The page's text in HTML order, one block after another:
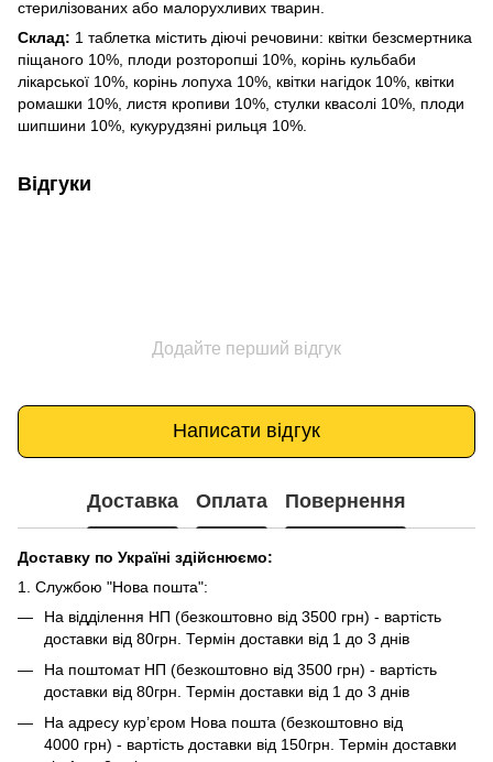
стерилізованих або малорухливих тварин.
Склад: 1 таблетка містить діючі речовини: квітки безсмертника
піщаного 10%, плоди розторопші 10%, корінь кульбаби
лікарської 10%, корінь лопуха 10%, квітки нагідок 10%, квітки
ромашки 10%, листя кропиви 10%, стулки квасолі 10%, плоди
шипшини 10%, кукурудзяні рильця 10%.
Відгуки
Додайте перший відгук
Написати відгук
Доставка Оплата Повернення
Доставку по Україні здійснюємо:
1. Службою "Нова пошта":
На відділення НП (безкоштовно від 3500 грн) - вартість
доставки від 80грн. Термін доставки від 1 до 3 днів
На поштомат НП (безкоштовно від 3500 грн) - вартість
доставки від 80грн. Термін доставки від 1 до 3 днів
На адресу кур’єром Нова пошта (безкоштовно від
4000 грн) - вартість доставки від 150грн. Термін доставки